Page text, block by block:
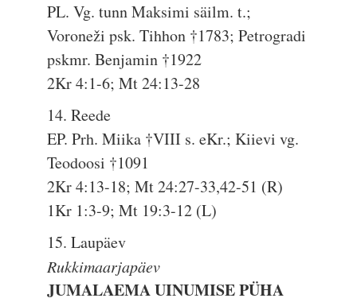
PL. Vg. tunn Maksimi säilm. t.;
Voroneži psk. Tihhon †1783; Petrogradi
pskmr. Benjamin †1922
2Kr 4:1-6; Mt 24:13-28
14. Reede
EP. Prh. Miika †VIII s. eKr.; Kiievi vg.
Teodoosi †1091
2Kr 4:13-18; Mt 24:27-33,42-51 (R)
1Kr 1:3-9; Mt 19:3-12 (L)
15. Laupäev
Rukkimaarjapäev
JUMALAEMA UINUMISE PÜHA